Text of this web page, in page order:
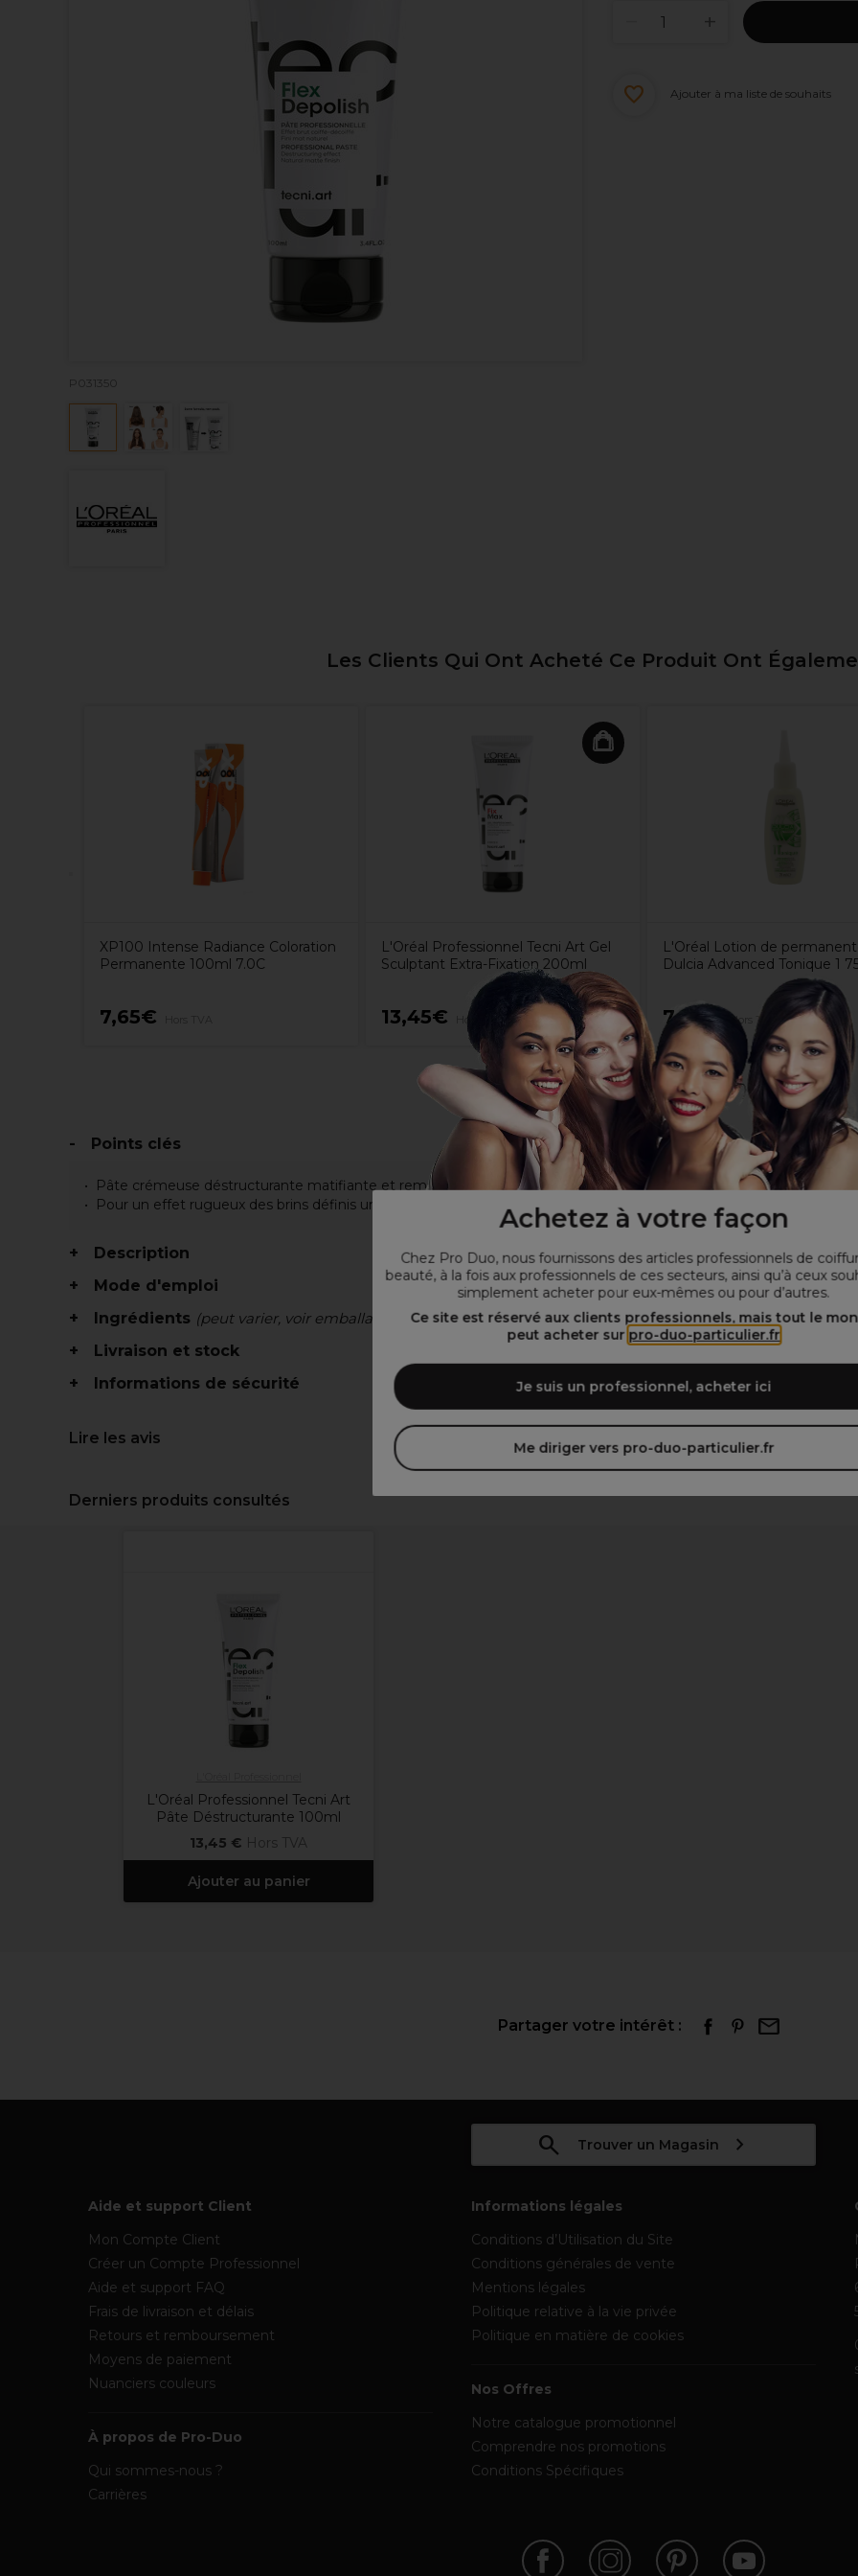
Achetez à votre façon
Chez Pro Duo, nous fournissons des articles professionnels de
beauté, à la fois aux professionnels de ces secteurs, ainsi qu’à ceux
simplement acheter pour eux-mêmes ou pour d’autres.
Ce site est réservé aux clients professionnels, mais tout le
peut acheter sur pro-duo-particulier.fr
Je suis un professionnel, acheter ici
Me diriger vers pro-duo-particulier.fr
P031350
Ajouter à ma liste de souhaits
Les Clients Qui Ont Acheté Ce Produit Ont
XP100 Intense Radiance Coloration
Permanente 100ml 7.0C
7,65€
L'Oréal Professionnel Tecni Art Gel
Sculptant Extra-Fixation 200ml
13,45€ Hors TVA
L'Oréal Lotion de
Dulcia Advanced Tonique 1
7,64€ Hors TVA
Points clés
Pâte crémeuse déstructurante matifiante et remodelante
Pour un effet rugueux des brins définis une finition mate et naturelle
Description
Mode d'emploi
Ingrédients (peut varier, voir emballage)
Livraison et stock
Informations de sécurité
Lire les avis
Derniers produits consultés
L'Oréal Professionnel Tecni Art
Pâte Déstructurante 100ml
13,45 € Hors TVA
Ajouter au panier
Partager votre intérêt :
Trouver un Magasin
Aide et support Client
Mon Compte Client
Créer un Compte Professionnel
Aide et support FAQ
Frais de livraison et délais
Retours et remboursement
Moyens de paiement
Nuanciers couleurs
À propos de Pro-Duo
Qui sommes-nous ?
Carrières
Informations légales
Conditions d’Utilisation du Site
Conditions générales de vente
Mentions légales
Politique relative à la vie privée
Politique en matière de cookies
Nos Offres
Notre catalogue promotionnel
Comprendre nos promotions
Conditions Spécifiques